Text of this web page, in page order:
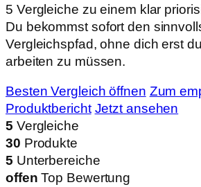
5 Vergleiche zu einem klar
Du bekommst sofort den
Vergleichspfad, ohne dich erst
arbeiten zu müssen.
Besten Vergleich öffnen Zum
Produktbericht Jetzt ansehen
5 Vergleiche
30 Produkte
5 Unterbereiche
offen Top Bewertung